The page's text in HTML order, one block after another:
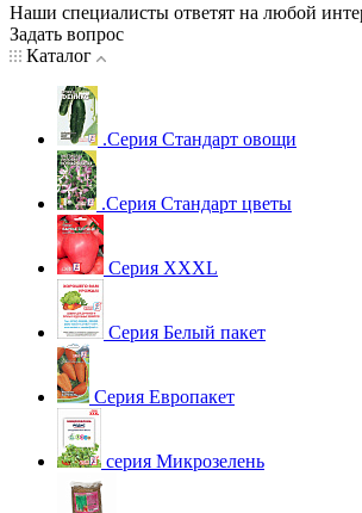
Наши специалисты ответят на любой
Задать вопрос
Каталог
.Серия Стандарт овощи
.Серия Стандарт цветы
Серия XXXL
Серия Белый пакет
Серия Европакет
серия Микрозелень